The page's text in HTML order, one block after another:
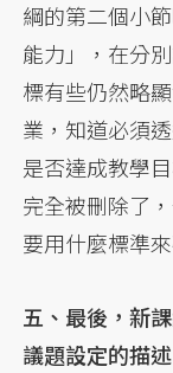
綱的第二個小
能力」，在分
標有些仍然略
業，知道必須
是否達成教學
完全被刪除了
要用什麼標準
五、最後，新
議題設定的描述